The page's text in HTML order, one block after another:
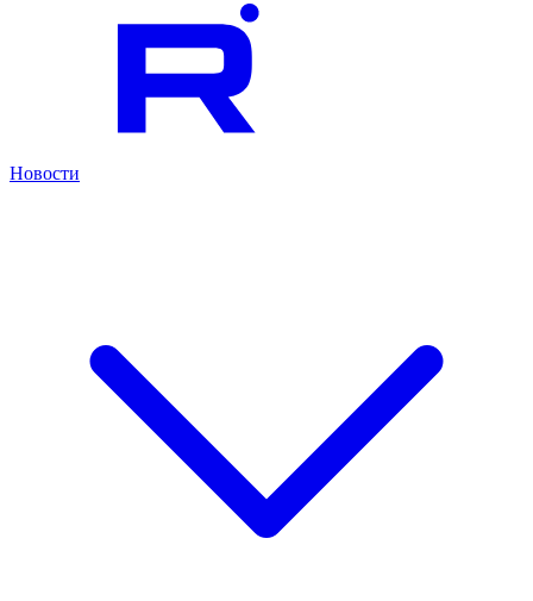
Новости